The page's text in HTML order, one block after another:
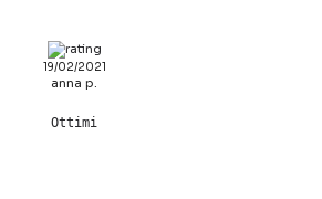
19/02/2021
anna p.
Ottimi